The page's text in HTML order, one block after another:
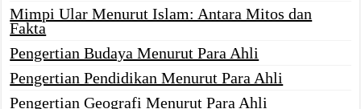
Mimpi Ular Menurut Islam: Antara Mitos dan
Fakta
Pengertian Budaya Menurut Para Ahli
Pengertian Pendidikan Menurut Para Ahli
Pengertian Geografi Menurut Para Ahli